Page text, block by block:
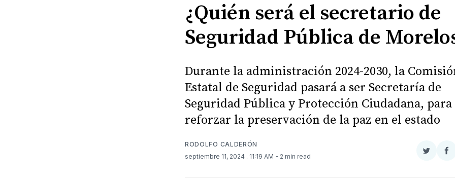
¿Quién será el secretario de
Seguridad Pública de
Durante la administración 2024-2030, la
Estatal de Seguridad pasará a ser Secretaría de
Seguridad Pública y Protección Ciudadana, para
reforzar la preservación de la paz en el estado
RODOLFO CALDERÓN
septiembre 11, 2024 . 11:19 AM - 2 min read
Twitter